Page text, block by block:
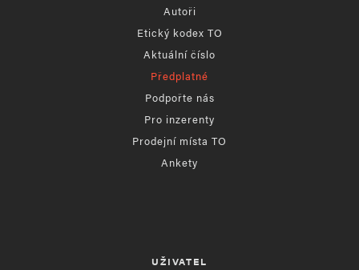
Autoři
Etický kodex TO
Aktuální číslo
Předplatné
Podpořte nás
Pro inzerenty
Prodejní místa TO
Ankety
UŽIVATEL